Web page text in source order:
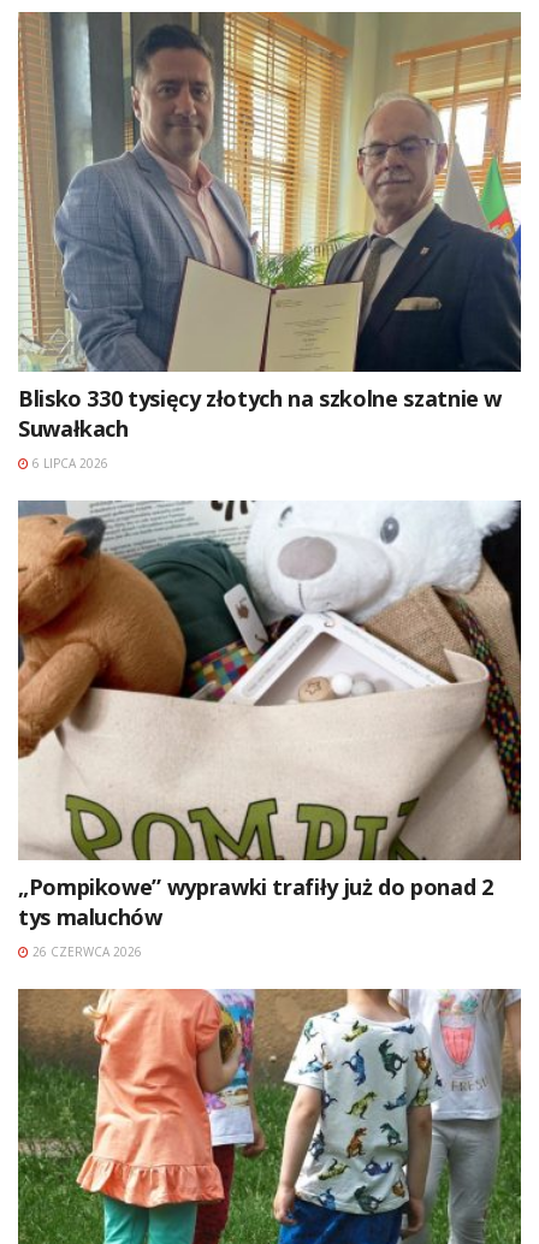
Blisko 330 tysięcy złotych na szkolne szatnie w
Suwałkach
6 LIPCA 2026
„Pompikowe” wyprawki trafiły już do ponad 2
tys maluchów
26 CZERWCA 2026